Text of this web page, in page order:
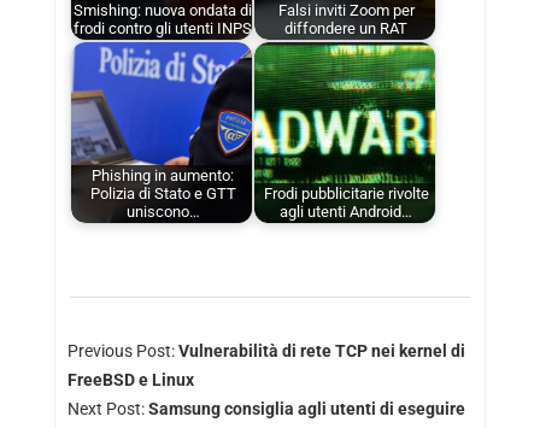
Smishing: nuova ondata di
frodi contro gli utenti INPS
Falsi inviti Zoom per
diffondere un RAT
Phishing in aumento:
Polizia di Stato e GTT
uniscono…
Frodi pubblicitarie rivolte
agli utenti Android…
Previous Post:Vulnerabilità di rete TCP nei kernel di
FreeBSD e Linux
Next Post:Samsung consiglia agli utenti di eseguire